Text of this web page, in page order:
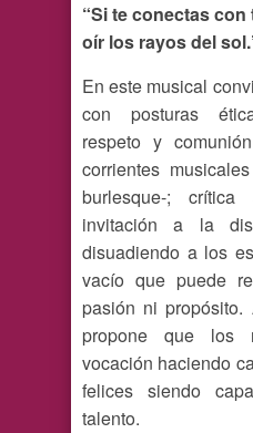
“Si te conectas
oír los rayos del
En este musical
con posturas
respeto y
corrientes
burlesque-;
invitación a la
disuadiendo a los
vacío que puede
pasión ni
propone que los
vocación haciendo
felices siendo
talento.